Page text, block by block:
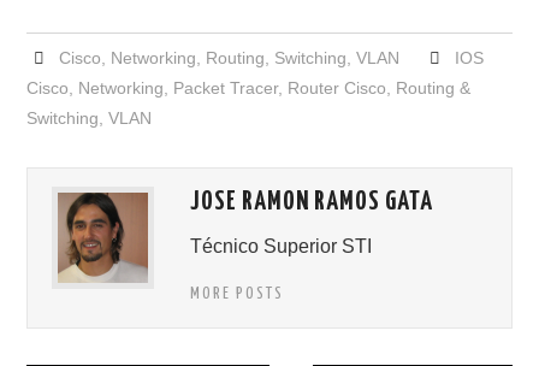
Cisco, Networking, Routing, Switching, VLAN
IOS
Cisco, Networking, Packet Tracer, Router Cisco, Routing &
Switching,VLAN
JOSE RAMON RAMOS GATA
Técnico Superior STI
MORE POSTS